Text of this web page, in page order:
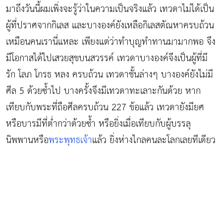
มาถึงวันนี้ผมเพิ่งจะรู้ว่าในความเป็นจริงแล้ว เทวดาไม่ได้เป็น
ผู้ที่ปราศจากกิเลส และบางองค์ยังเหลือกิเลสตัณหาครบถ้วน
เหมือนคนเรานี่แหละ เพียงแต่ว่าทำบุญทำทานมามากพอ จึง
มีโอกาสได้ไปเสวยสุขบนสวรรค์ เทวดาบางองค์จึงเป็นผู้ที่มี
รัก โลภ โกรธ หลง ครบถ้วน เทวดาชั้นล่างๆ บางองค์ยังไม่มี
ศีล 5 ด้วยซ้ำไป บางครั้งจึงมีเทวดาทะเลาะกันด้วย หาก
เทียบกับพระที่ถือศีลครบถ้วน 227 ข้อแล้ว เทวดายังมียศ
หรือบารมีที่ต่ำกว่าด้วยซ้ำ หรือยิ่งเมื่อเทียบกับผู้บรรลุ
นิพพานหรือพระพุทธเจ้าแล้ว ยิ่งห่างไกลคนละโลกเลยทีเดียว